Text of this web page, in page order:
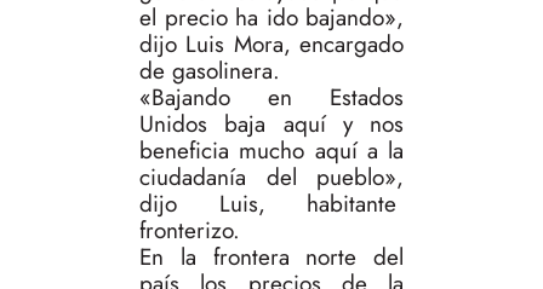
el precio ha ido bajando»,
dijo Luis Mora, encargado
de gasolinera.
«Bajando en Estados
Unidos baja aquí y nos
beneficia mucho aquí a la
ciudadanía del pueblo»,
dijo Luis, habitante
fronterizo.
En la frontera norte del